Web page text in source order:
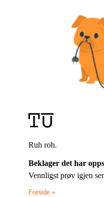
Ruh roh.
Beklager det har
Vennligst prøv igjen
Forside »